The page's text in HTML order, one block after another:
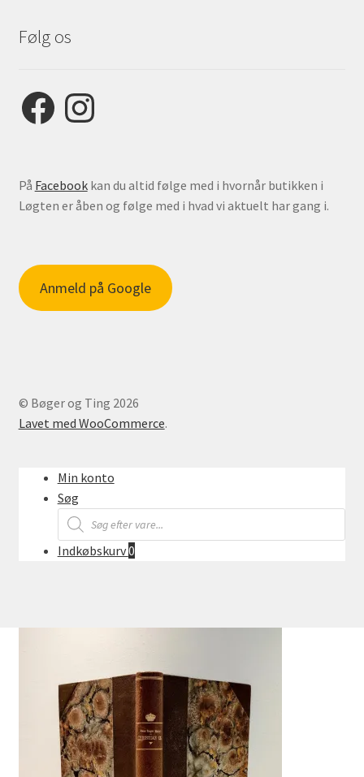
Følg os
FacebookInstagram
På Facebookkan du altid følge med i hvornår butikken i
Løgten er åben og følge med i hvad vi aktuelt har gang i.
Anmeld på Google
© Bøger og Ting 2026
Lavet med WooCommerce.
Min konto
Søg
Products
search
Indkøbskurv0